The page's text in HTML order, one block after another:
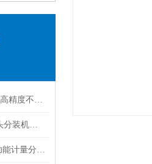
28头树脂钻/平底钻/水钻盒装高精度不漏料分装机厂家定制
电镀树脂钻颗粒盒装定量32头分装机厂家供应
20-500克香蕉片食品颗粒多功能计量分装机器